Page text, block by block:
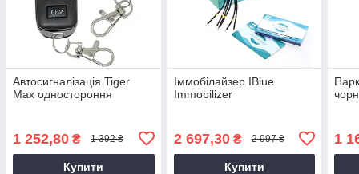
Автосигналізація Tiger
Max одностороння
1 252,80 ₴ 1 392 ₴
Купити
Іммобілайзер IBlue
Immobilizer
2 697,30₴ 2 997 ₴
Купити
1